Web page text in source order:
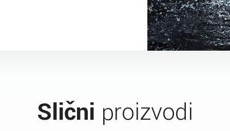
Slični proizvodi